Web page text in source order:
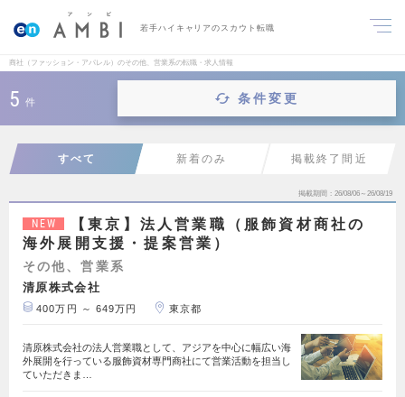
若手ハイキャリアのスカウト転職
商社（ファッション・アパレル）のその他、営業系の転職・求人情報
5 件 条件変更
すべて 新着のみ 掲載終了間近
掲載期間 26/08/06～26/08/19
NEW
【東京】法人営業職（服飾資材商社の
海外展開支援・提案営業）
その他、営業系
清原株式会社
400万円 ～ 649万円 東京都
清原株式会社の法人営業職として、アジアを中心に幅広い海
外展開を行っている服飾資材専門商社にて営業活動を担当し
ていただきま…